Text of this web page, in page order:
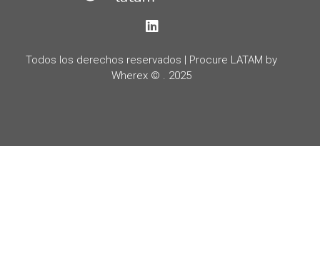
LinkedIn
Todos los derechos reservados | Procure LATAM by
Wherex © . 2025